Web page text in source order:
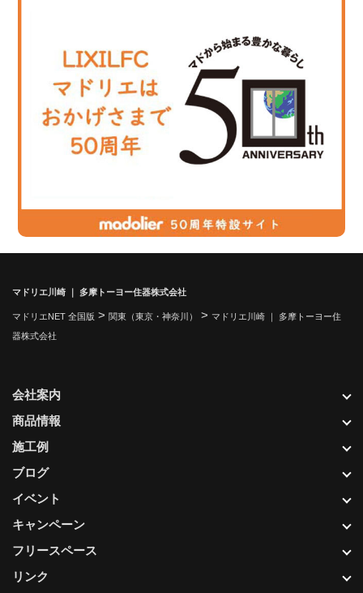
マドリエ川崎 ｜ 多摩トーヨー住器株式会社
マドリエNET 全国版 > 関東（東京・神奈川） > マドリエ川崎 ｜ 多摩トーヨー住
器株式会社
会社案内
商品情報
施工例
ブログ
イベント
キャンペーン
フリースペース
リンク